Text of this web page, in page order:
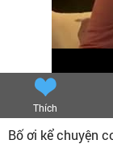
Thích
Bố ơi kể chuyện